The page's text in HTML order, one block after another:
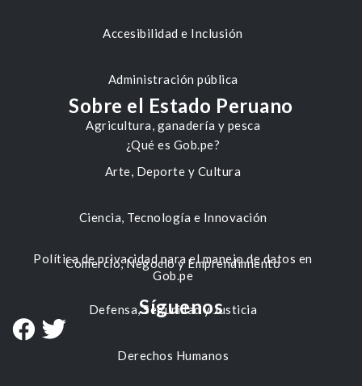
Accesibilidad e Inclusión
Administración pública
Agricultura, ganadería y pesca
Arte, Deporte y Cultura
Ciencia, Tecnología e Innovación
Comercio, Negocio y Emprendimiento
Defensa, Seguridad y Justicia
Derechos Humanos
Sobre el Estado Peruano
¿Qué es Gob.pe?
Política de privacidad para el manejo de datos en
Gob.pe
Síguenos